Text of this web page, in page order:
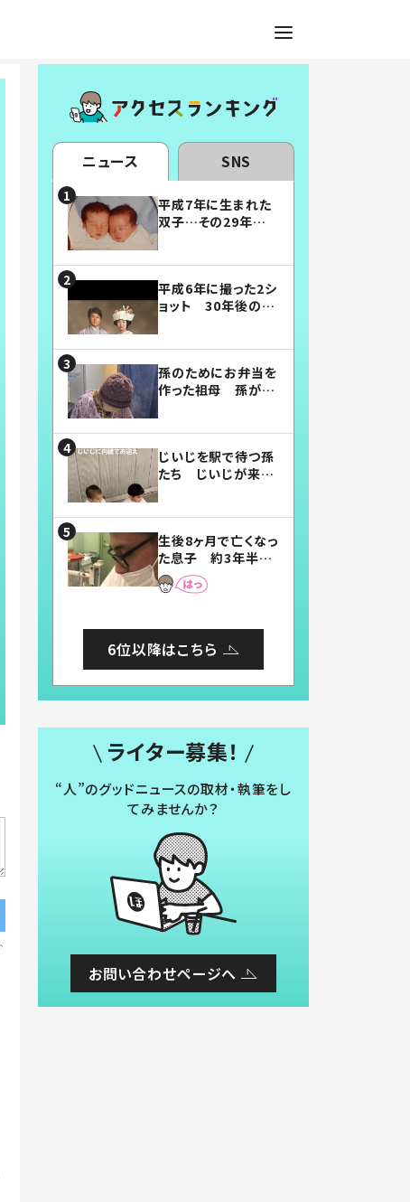
ニュース SNS
平成7年に生まれた
双子…その29年後
平成6年に撮った2シ
ョット 30年後の姿
孫のためにお弁当を
作った祖母 孫が絶
じいじを駅で待つ孫
たち じいじが来た
まらない」「幸せにな
れる」
生後8ヶ月で亡くなっ
た息子 約3年半
後、当時の妻の日記
に書いてあった本音
6位以降はこちら
ライター募集！
“人”のグッドニュースの取材・執筆をし
てみませんか？
お問い合わせページへ